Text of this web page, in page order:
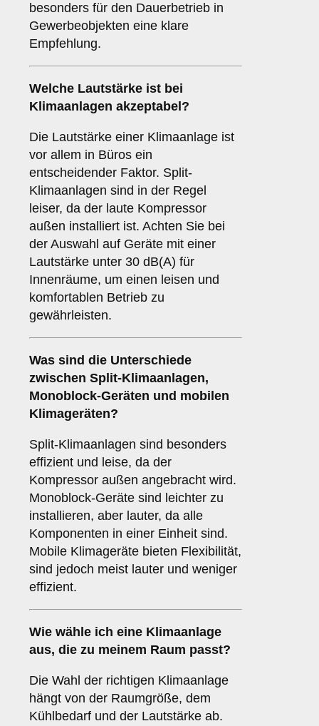
besonders für den Dauerbetrieb in
Gewerbeobjekten eine klare
Empfehlung.
Welche Lautstärke ist bei
Klimaanlagen akzeptabel?
Die Lautstärke einer Klimaanlage ist
vor allem in Büros ein
entscheidender Faktor. Split-
Klimaanlagen sind in der Regel
leiser, da der laute Kompressor
außen installiert ist. Achten Sie bei
der Auswahl auf Geräte mit einer
Lautstärke unter 30 dB(A) für
Innenräume, um einen leisen und
komfortablen Betrieb zu
gewährleisten.
Was sind die Unterschiede
zwischen Split-Klimaanlagen,
Monoblock-Geräten und mobilen
Klimageräten?
Split-Klimaanlagen sind besonders
effizient und leise, da der
Kompressor außen angebracht wird.
Monoblock-Geräte sind leichter zu
installieren, aber lauter, da alle
Komponenten in einer Einheit sind.
Mobile Klimageräte bieten Flexibilität,
sind jedoch meist lauter und weniger
effizient.
Wie wähle ich eine Klimaanlage
aus, die zu meinem Raum passt?
Die Wahl der richtigen Klimaanlage
hängt von der Raumgröße, dem
Kühlbedarf und der Lautstärke ab.